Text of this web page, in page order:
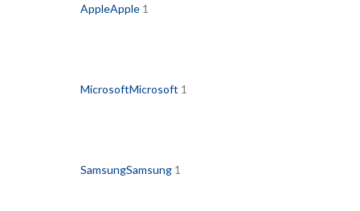
AppleApple 1
MicrosoftMicrosoft 1
SamsungSamsung 1